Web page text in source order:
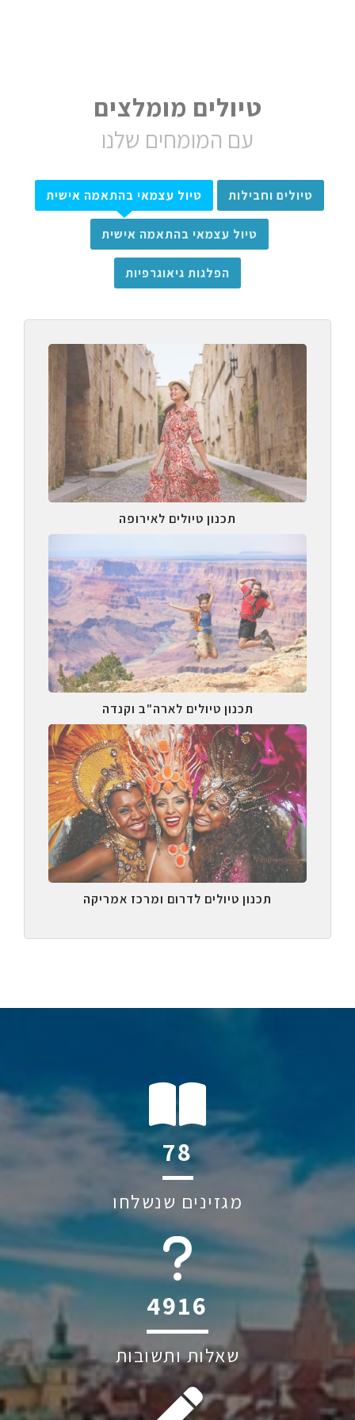
טיולים מומלצים
עם המומחים שלנו
טיולים וחבילות טיול עצמאי בהתאמה אישית
טיול עצמאי בהתאמה אישית
הפלגות גיאוגרפיות
תכנון טיולים לאירופה
תכנון טיולים לארה"ב וקנדה
תכנון טיולים לדרום ומרכז אמריקה
111
מגזינים שנשלחו
6045
שאלות ותשובות